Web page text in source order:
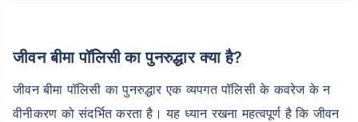
जीवन बीमा पॉलिसी का पुनरुद्धार क्या है?
जीवन बीमा पॉलिसी का पुनरुद्धार एक व्यपगत पॉलिसी के कवरेज के न
वीनीकरण को संदर्भित करता है। यह ध्यान रखना महत्वपूर्ण है कि जीवन